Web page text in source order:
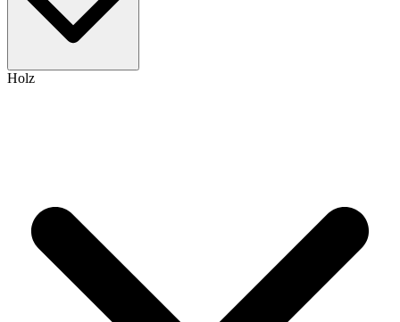
Holz